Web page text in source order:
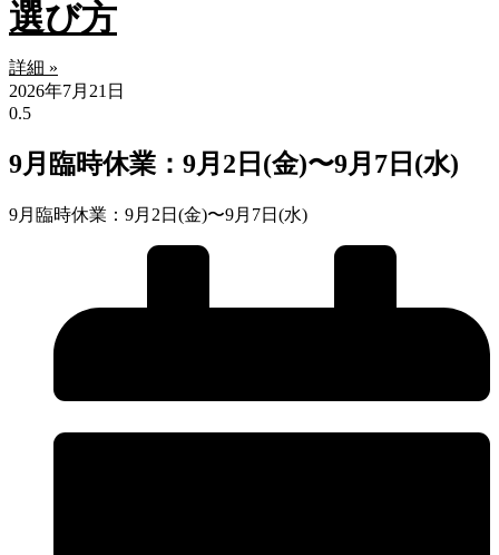
選び方
詳細 »
2026年7月21日
9月臨時休業：9月2日(金)〜9月7日(水)
9月臨時休業：9月2日(金)〜9月7日(水)